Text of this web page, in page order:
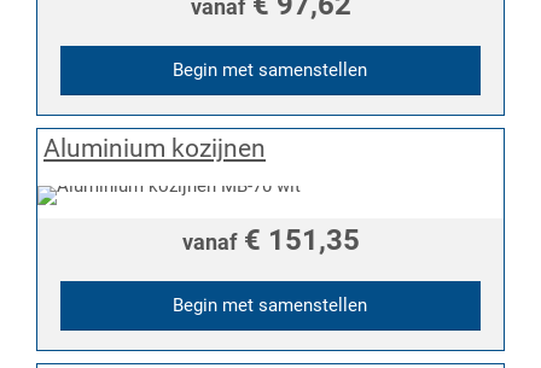
vanaf
Begin met samenstellen
Aluminium kozijnen
vanaf€ 151,35
Begin met samenstellen